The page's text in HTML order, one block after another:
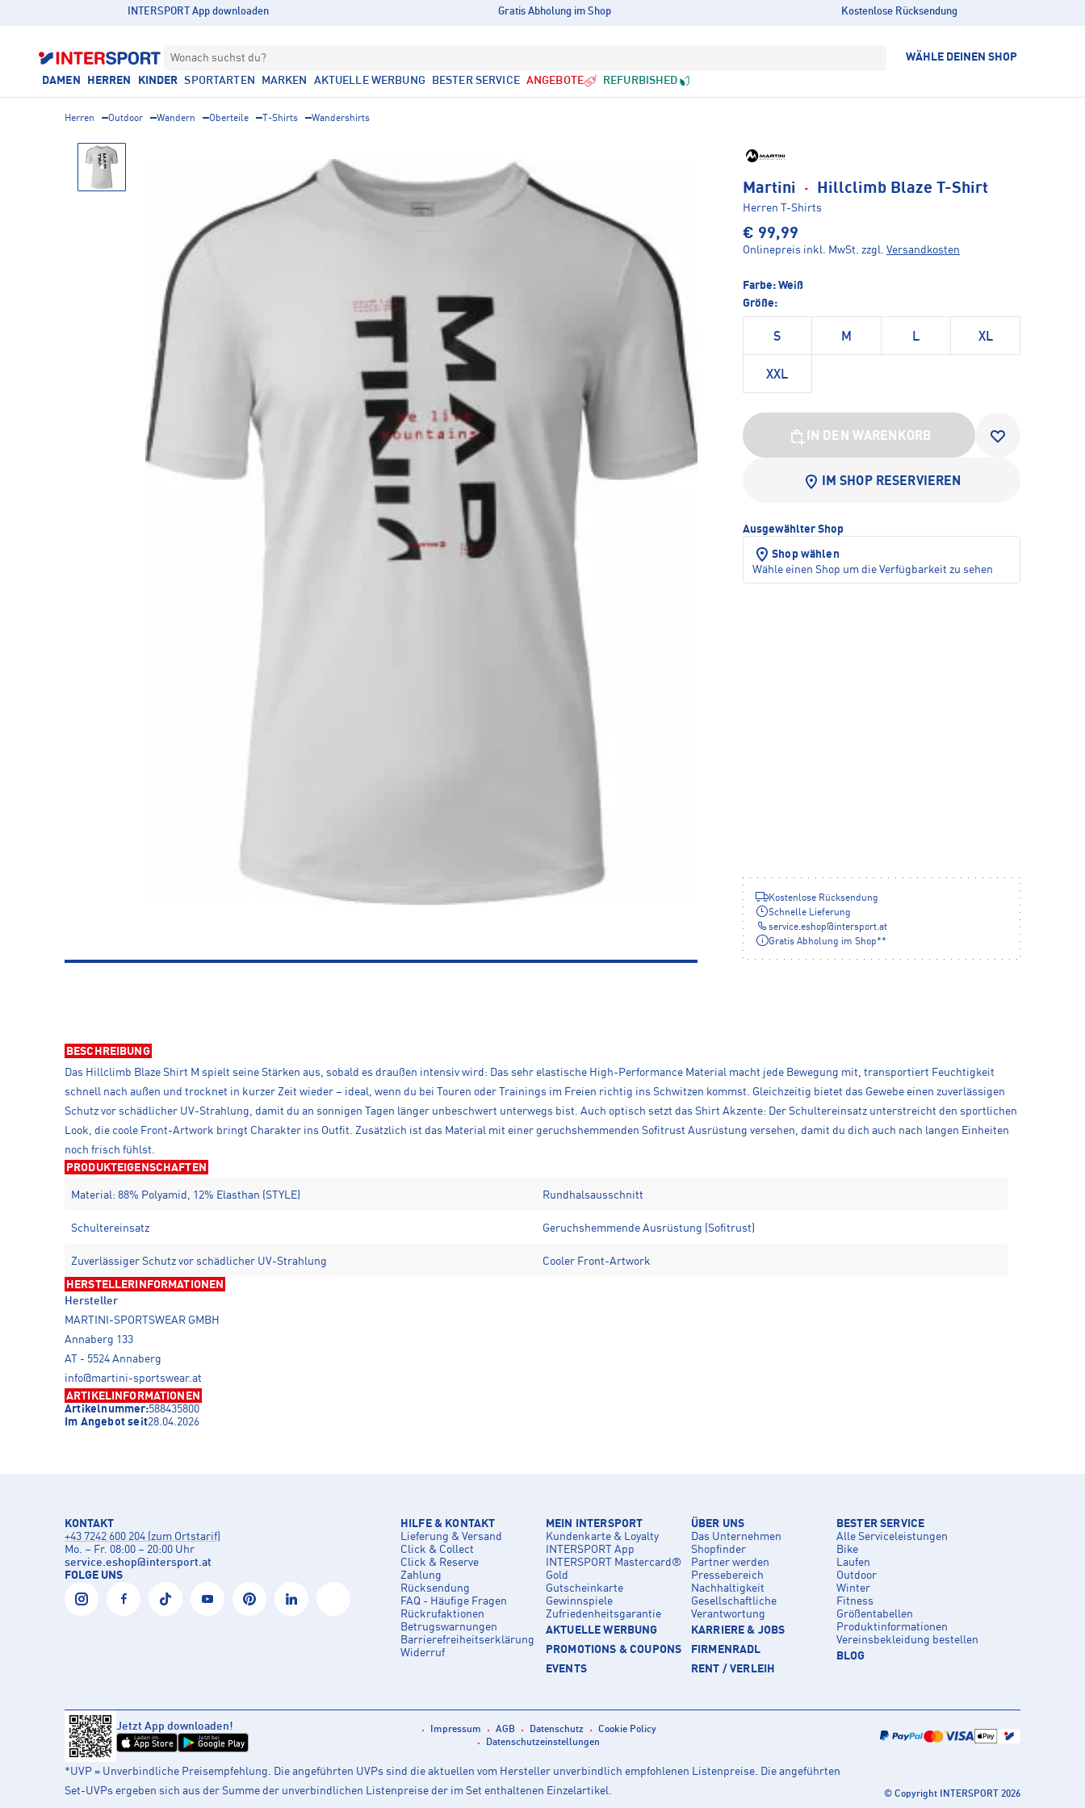
INTERSPORT App downloaden Gratis Abholung im Shop Kostenlose Rücksendung
Wonach suchst du? WÄHLE DEINEN SHOP
DAMEN HERREN KINDER SPORTARTEN MARKEN AKTUELLE WERBUNG BESTER SERVICE ANGEBOTE REFURBISHED
Herren Outdoor Wandern Oberteile T-Shirts Wandershirts
Martini · Hillclimb Blaze T-Shirt
Herren T-Shirts
€ 99,99
Onlinepreis inkl. MwSt. zzgl. Versandkosten
Farbe: Weiß
Größe:
S M L XL
XXL
IN DEN WARENKORB
IM SHOP RESERVIEREN
Ausgewählter Shop
Shop wählen
Wähle einen Shop um die Verfügbarkeit zu sehen
Kostenlose Rücksendung
Schnelle Lieferung
service.eshop@ intersport.at
Gratis Abholung im Shop**
BESCHREIBUNG
Das Hillclimb Blaze Shirt M spielt seine Stärken aus, sobald es draußen intensiv wird: Das sehr elastische High-Performance Material macht jede Bewegung mit, transportiert Feuchtigkeit
schnell nach außen und trocknet in kurzer Zeit wieder – ideal, wenn du bei Touren oder Trainings im Freien richtig ins Schwitzen kommst. Gleichzeitig bietet das Gewebe einen zuverlässigen
Schutz vor schädlicher UV-Strahlung, damit du an sonnigen Tagen länger unbeschwert unterwegs bist. Auch optisch setzt das Shirt Akzente: Der Schultereinsatz unterstreicht den sportlichen
Look, die coole Front-Artwork bringt Charakter ins Outfit. Zusätzlich ist das Material mit einer geruchshemmenden Sofitrust Ausrüstung versehen, damit du dich auch nach langen Einheiten
noch frisch fühlst.
PRODUKTEIGENSCHAFTEN
Material: 88% Polyamid, 12% Elasthan (STYLE) Rundhalsausschnitt
Schultereinsatz Geruchshemmende Ausrüstung (Sofitrust)
Zuverlässiger Schutz vor schädlicher UV-Strahlung Cooler Front-Artwork
HERSTELLERINFORMATIONEN
Hersteller
MARTINI-SPORTSWEAR GMBH
Annaberg 133
AT - 5524 Annaberg
info@martini-sportswear.at
ARTIKELINFORMATIONEN
Artikelnummer:588435800
Im Angebot seit28.04.2026
KONTAKT
+43 7242 600 204 (zum Ortstarif)
Mo. – Fr. 08:00 – 20:00 Uhr
service.eshop@intersport.at
FOLGE UNS
HILFE & KONTAKT
Lieferung & Versand
Click & Collect
Click & Reserve
Zahlung
Rücksendung
FAQ - Häufige Fragen
Rückrufaktionen
Betrugswarnungen
Barrierefreiheitserklärung
Widerruf
MEIN INTERSPORT
Kundenkarte & Loyalty
INTERSPORT App
INTERSPORT Mastercard®
Gold
Gutscheinkarte
Gewinnspiele
Zufriedenheitsgarantie
AKTUELLE WERBUNG
PROMOTIONS & COUPONS
EVENTS
ÜBER UNS
Das Unternehmen
Shopfinder
Partner werden
Pressebereich
Nachhaltigkeit
Gesellschaftliche
Verantwortung
KARRIERE & JOBS
FIRMENRADL
RENT / VERLEIH
BESTER SERVICE
Alle Serviceleistungen
Bike
Laufen
Outdoor
Winter
Fitness
Größentabellen
Produktinformationen
Vereinsbekleidung bestellen
BLOG
Jetzt App downloaden!
Laden im
App Store
Jetzt bei
Google Play
Impressum AGB Datenschutz
Cookie Policy
Datenschutzeinstellungen
*UVP = Unverbindliche Preisempfehlung. Die angeführten UVPs sind die aktuellen vom Hersteller unverbindlich empfohlenen Listenpreise. Die angeführten
Set-UVPs ergeben sich aus der Summe der unverbindlichen Listenpreise der im Set enthaltenen Einzelartikel.
© Copyright INTERSPORT 2026